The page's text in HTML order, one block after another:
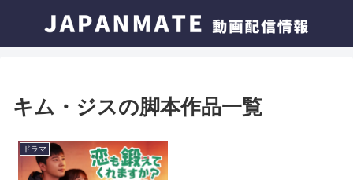
キム・ジスの脚本作品一覧
ドラマ